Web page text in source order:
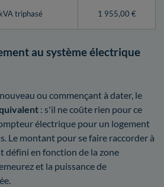
triphasé 1 955,00 €
au système électrique
ou commençant à dater, le
: s'il ne coûte rien pour ce
électrique pour un logement
Le montant pour se faire raccorder à
défini en fonction de la zone
et la puissance de